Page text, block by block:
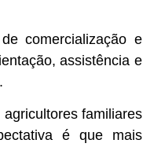
comercialização e
assistência e
familiares
é que mais